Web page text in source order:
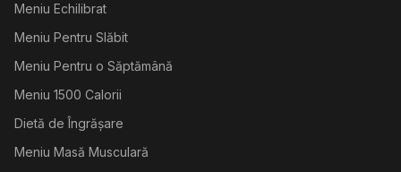
Meniu Echilibrat
Meniu Pentru Slăbit
Meniu Pentru o Săptămână
Meniu 1500 Calorii
Dietă de Îngrășare
Meniu Masă Musculară